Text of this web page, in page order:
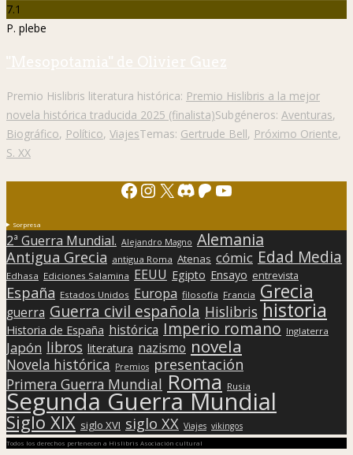
7.1
P. plebe
"Mesopotamia" de Olivier Guez
Premio Hislibris literatura histórica: Premio Hislibris a la mejor
novela histórica traducida 2025 (finalista)Subgéneros: Aventuras,
Biográfico, Político, ViajesTemas: Gertrude Bell, Próximo Oriente,
S. XX
Facebook
Instagram
X Discord
Patreon
YouTube
Sorpresa
2ª Guerra Mundial. Alejandro Magno Alemania
Antigua Grecia antigua Roma Atenas cómic Edad Media
Edhasa Ediciones Salamina EEUU Egipto Ensayo entrevista
España Estados Unidos Europa filosofía Francia Grecia
guerra Guerra civil española Hislibris historia
Historia de España histórica Imperio romano Inglaterra
Japón libros literatura nazismo novela
Novela histórica Premios presentación
Primera Guerra Mundial Roma Rusia
Segunda Guerra Mundial
Siglo XIX siglo XVI siglo XX Viajes vikingos
Todos los derechos pertenecen a Hislibris Asociación cultural